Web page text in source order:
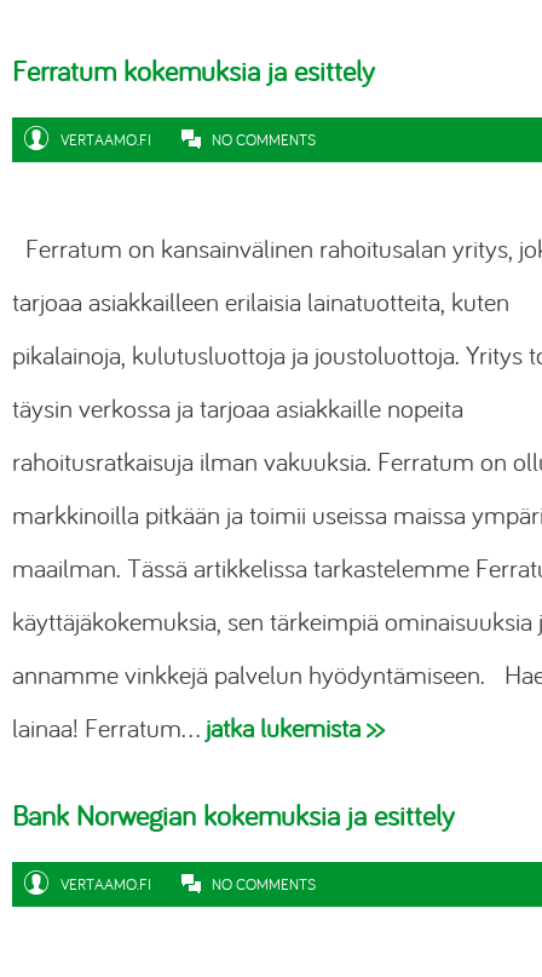
Ferratum kokemuksia ja esittely
VERTAAMO.FI NO COMMENTS
Ferratum on kansainvälinen rahoitusalan yritys,
tarjoaa asiakkailleen erilaisia lainatuotteita, kuten
pikalainoja, kulutusluottoja ja joustoluottoja. Yritys
täysin verkossa ja tarjoaa asiakkaille nopeita
rahoitusratkaisuja ilman vakuuksia. Ferratum on
markkinoilla pitkään ja toimii useissa maissa
maailman. Tässä artikkelissa tarkastelemme
käyttäjäkokemuksia, sen tärkeimpiä ominaisuuksia
annamme vinkkejä palvelun hyödyntämiseen.
lainaa! Ferratum… jatka lukemista >>
Bank Norwegian kokemuksia ja esittely
VERTAAMO.FI NO COMMENTS